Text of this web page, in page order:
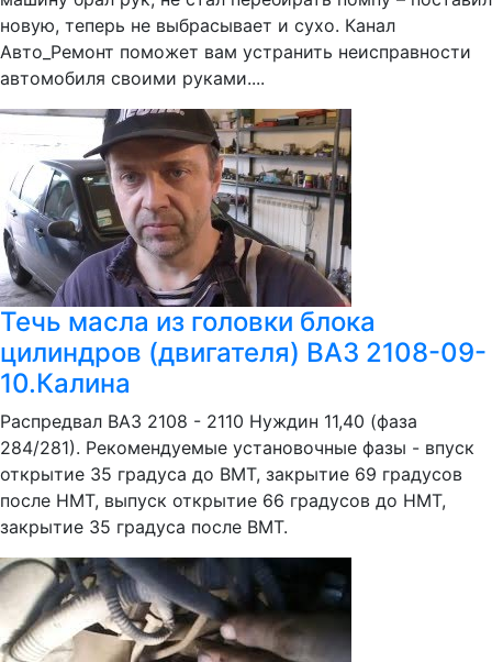
новую, теперь не выбрасывает и сухо. Канал
Авто_Ремонт поможет вам устранить неисправности
автомобиля своими руками....
Течь масла из головки блока
цилиндров (двигателя) ВАЗ 2108-09-
10.Калина
Распредвал ВАЗ 2108 - 2110 Нуждин 11,40 (фаза
284/281). Рекомендуемые установочные фазы - впуск
открытие 35 градуса до ВМТ, закрытие 69 градусов
после НМТ, выпуск открытие 66 градусов до НМТ,
закрытие 35 градуса после ВМТ.